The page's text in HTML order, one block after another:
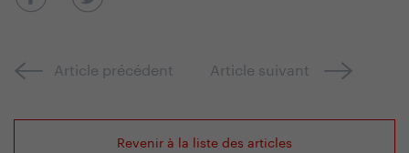
Article précédent Article suivant
Revenir à la liste des articles